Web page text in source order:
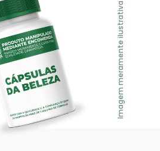
Imagem meramente ilustrativa